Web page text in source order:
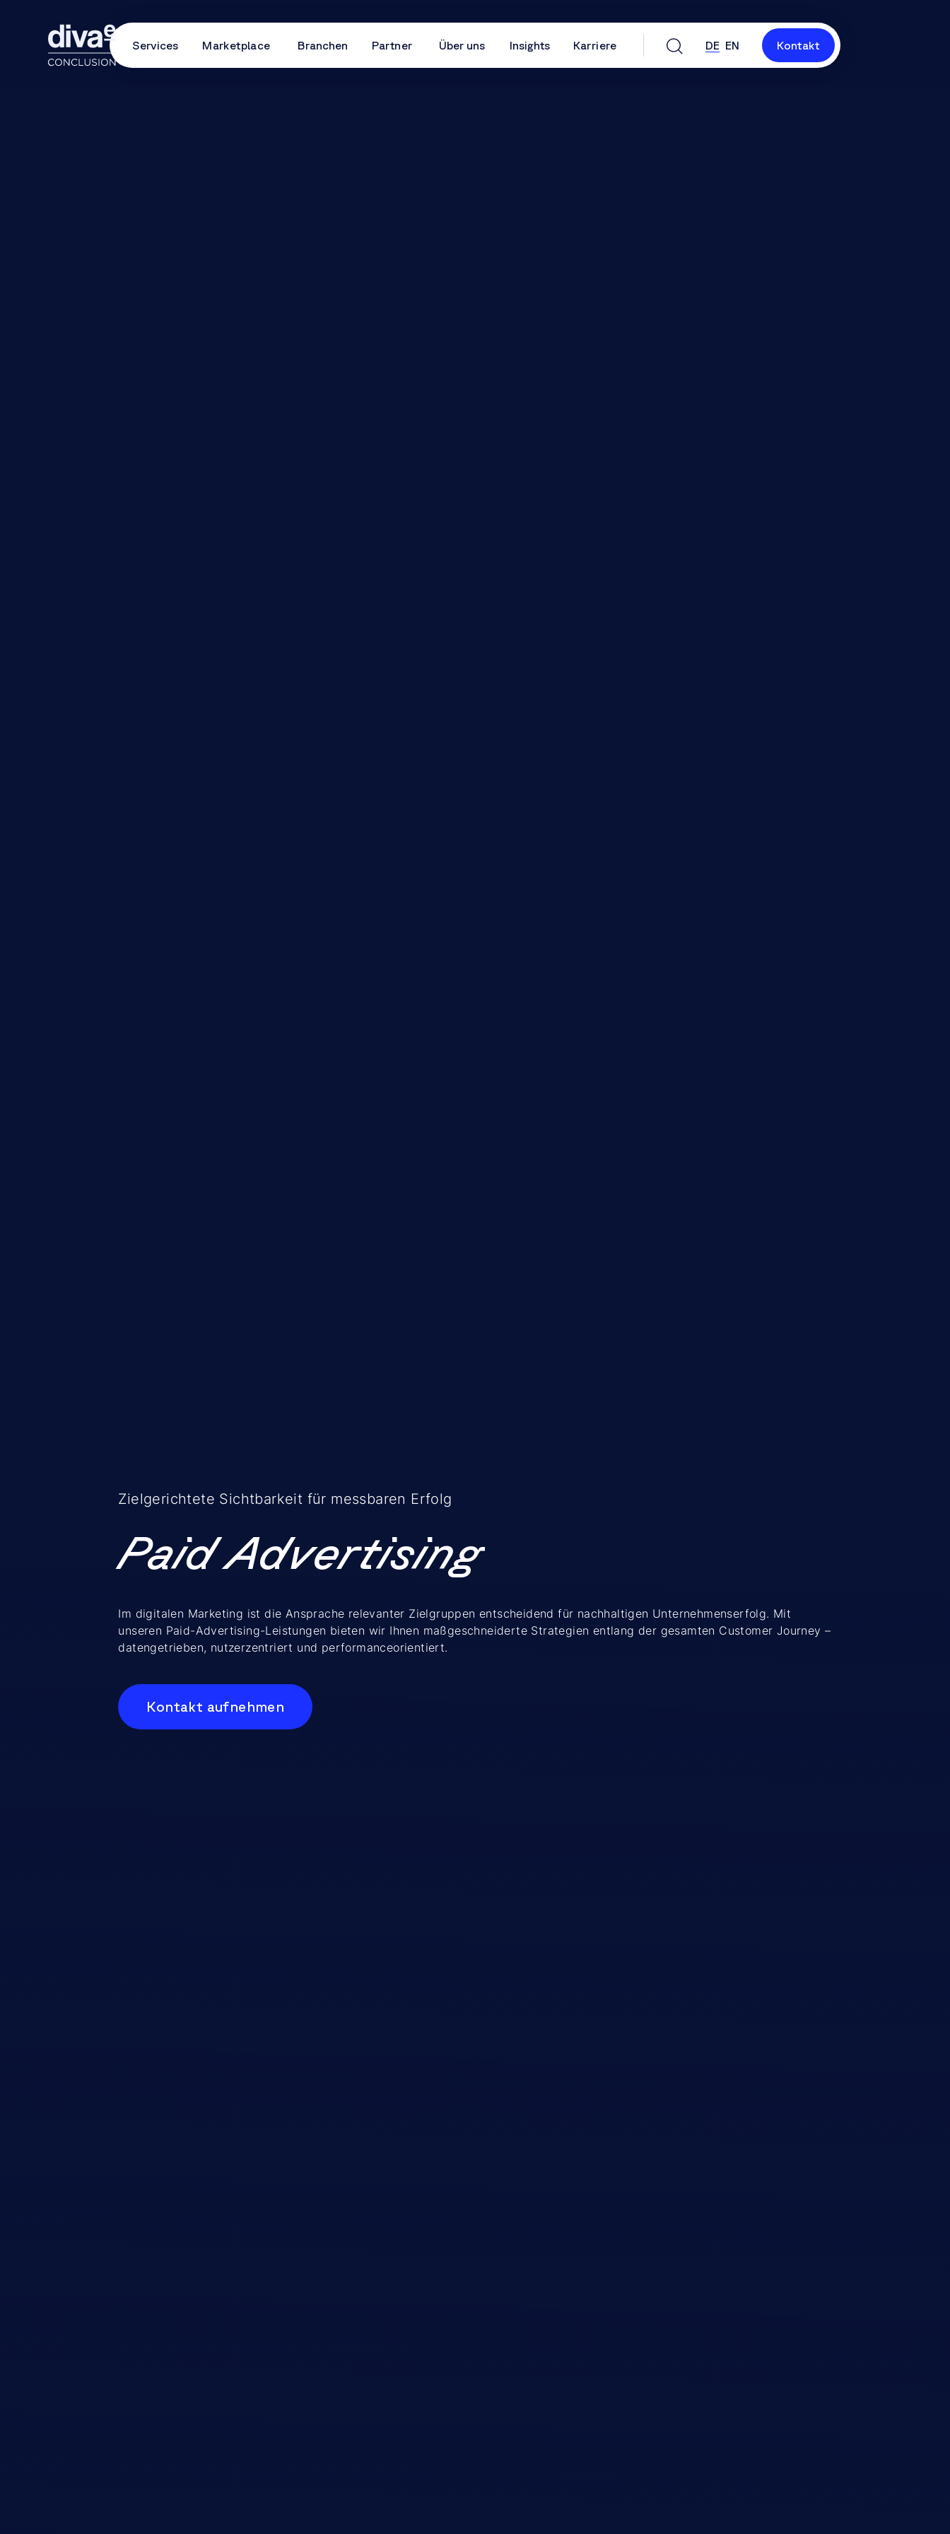
Services Marketplace Branchen Partner Über uns Insights Karriere DE EN Kontakt
Zielgerichtete Sichtbarkeit für messbaren Erfolg
Paid Advertising
Im digitalen Marketing ist die Ansprache relevanter Zielgruppen entscheidend für nachhaltigen Unternehmenserfolg. Mit
unseren Paid-Advertising-Leistungen bieten wir Ihnen maßgeschneiderte Strategien entlang der gesamten Customer Journey –
datengetrieben, nutzerzentriert und performanceorientiert.
Kontakt aufnehmen